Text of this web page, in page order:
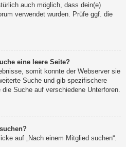
auch möglich, dass dein(e)
verwendet wurden. Prüfe ggf. die
eine leere Seite?
somit konnte der Webserver sie
Suche und gib spezifischere
Suche auf verschiedene Unterforen.
auf „Nach einem Mitglied suchen“.